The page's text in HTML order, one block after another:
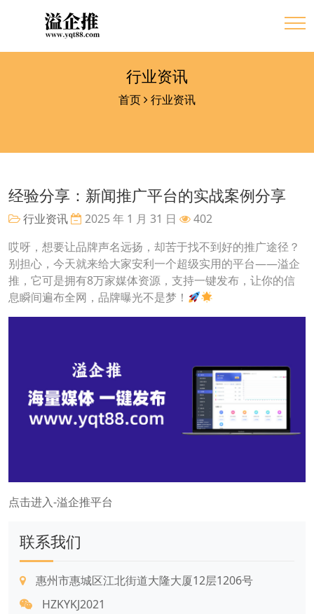
行业资讯
首页 行业资讯
经验分享：新闻推广平台的实战案例分享
行业资讯 2025 年 1 月 31 日
402
哎呀，想要让品牌声名远扬，却苦于找不到好的推广途径？
别担心，今天就来给大家安利一个超级实用的平台——溢企
推，它可是拥有8万家媒体资源，支持一键发布，让你的信
息瞬间遍布全网，品牌曝光不是梦！
点击进入-溢企推平台
联系我们
惠州市惠城区江北街道大隆大厦12层1206号
HZKYKJ2021